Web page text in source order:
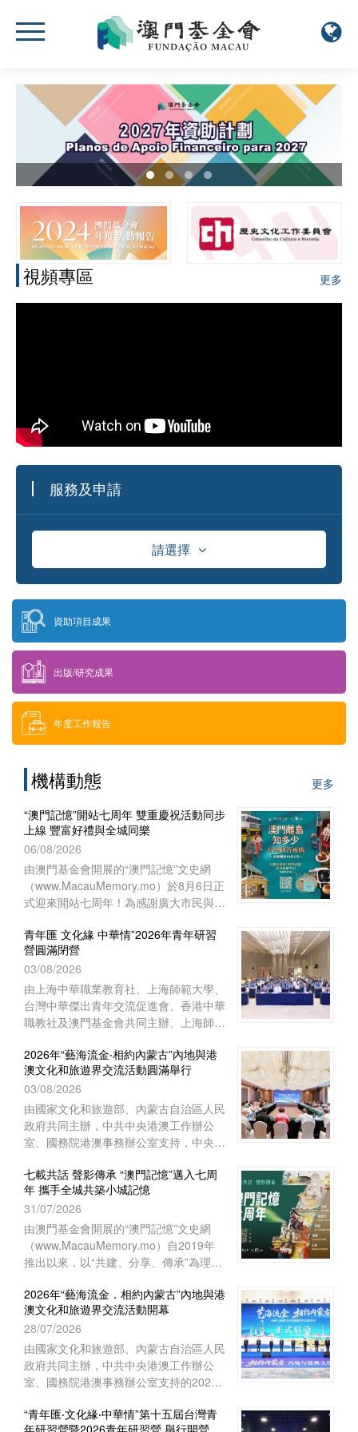
視頻專區 更多
服務及申請
請選擇
資助
獎學金
供應商資料庫及採購資訊發佈平台
借用場地
下載區
索取門票
招聘消息
資助項目成果
出版/研究成果
年度工作報告
機構動態
更多
“澳門記憶”開站七周年 雙重慶祝活動同步
上線 豐富好禮與全城同樂
06/08/2026
由澳門基金會開展的“澳門記憶”文史網
（www.MacauMemory.mo）於8月6日正
式迎來開站七周年！為感謝廣大市民與讀
日這天起，隆重推出兩項互動慶祝活動
──Facebook 官方專頁“七周年
Giveaway”互動遊戲以及“澳門離島知多
少”線上問答遊戲，以豐富好禮與全城同
樂！
青年匯 文化緣 中華情”2026年青年研習
營圓滿閉營
03/08/2026
由上海中華職業教育社、上海師範大學、
台灣中華傑出青年交流促進會、香港中華
職教社及澳門基金會共同主辦、上海師範
教師教育中心協辦的“青年匯 文化緣 中華
情”2026年青年研習營已於8月1日下午在
上海崇明如山酒店舉行閉營儀式。上海中
華職業教育社常務副主任、市政府參事胡
衛出席儀式並致辭。上海市崇明區海外聯
誼會副會長林豔華、台灣中華傑出青年交
業教育社主任施志琴、上海中華職業技術
學院執行理事蔡奚芳等近100人出席活
動。
2026年“藝海流金‧相約內蒙古”內地與港
澳文化和旅遊界交流活動圓滿舉行
03/08/2026
由國家文化和旅遊部、內蒙古自治區人民
政府共同主辦，中共中央港澳工作辦公
室、國務院港澳事務辦公室支持，中央人
文體部、經濟部和澳門基金會等單位協辦
的2026年“藝海流金‧相約內蒙古”內地與
港澳文化和旅遊界交流活動，已於7月27
日至8月1日圓滿舉行。澳門組織了45位
文旅界代表赴內蒙古自治區參與活動，與
來自內地及香港的文旅界代表、專家學者
新篇。
七載共話 聲影傳承 “澳門記憶”邁入七周
年 攜手全城共築小城記憶
31/07/2026
由澳門基金會開展的“澳門記憶”文史網
（www.MacauMemory.mo）自2019年
推出以來，以“共建、分享、傳承”為理
梳理並活化澳門珍貴的歷史文化資源，建
構起承載小城歷史的大型文化資料庫。
“澳門記憶”即將踏入開站七周年，特以
“七載共話 聲影傳承”為主題，陸續推出一
系列涵蓋線上和線下的多元活動，誠邀市
民大眾共同參與，用不同視角與媒介，共
2026年“藝海流金．相約內蒙古”內地與港
澳文化和旅遊界交流活動開幕
28/07/2026
由國家文化和旅遊部、內蒙古自治區人民
政府共同主辦，中共中央港澳工作辦公
室、國務院港澳事務辦公室支持的2026
化和旅遊界交流活動於7月28日在內蒙古
“青年匯‧文化緣‧中華情”第十五屆台灣青
年研習營暨2026青年研習營 舉行開營儀